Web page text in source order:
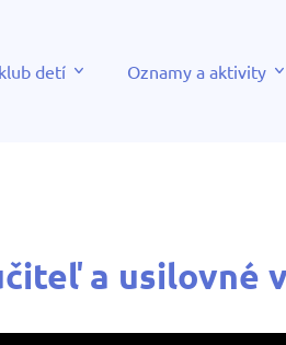
detí Oznamy a aktivity
a usilovné